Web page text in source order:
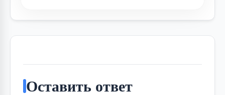
Оставить ответ